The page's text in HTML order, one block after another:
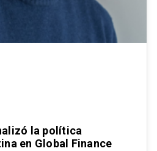
la política
en Global Finance